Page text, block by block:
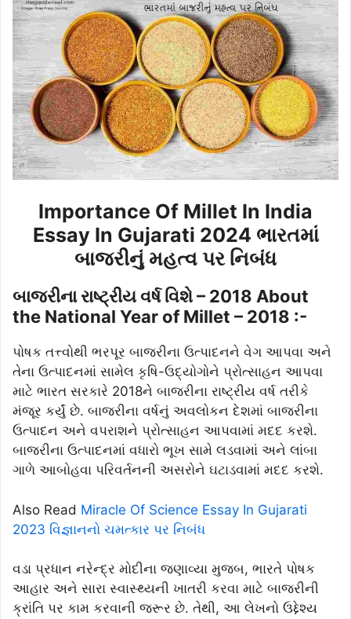
Importance Of Millet In India
Essay In Gujarati 2024 ભારતમાં
બાજરીનું મહત્વ પર નિબંધ
બાજરીના રાષ્ટ્રીય વર્ષ વિશે – 2018 About
the National Year of Millet – 2018 :-
પોષક તત્ત્વોથી ભરપૂર બાજરીના ઉત્પાદનને વેગ આપવા અને
તેના ઉત્પાદનમાં સામેલ કૃષિ-ઉદ્યોગોને પ્રોત્સાહન આપવા
માટે ભારત સરકારે 2018ને બાજરીના રાષ્ટ્રીય વર્ષ તરીકે
મંજૂર કર્યું છે. બાજરીના વર્ષનું અવલોકન દેશમાં બાજરીના
ઉત્પાદન અને વપરાશને પ્રોત્સાહન આપવામાં મદદ કરશે.
બાજરીના ઉત્પાદનમાં વધારો ભૂખ સામે લડવામાં અને લાંબા
ગાળે આબોહવા પરિવર્તનની અસરોને ઘટાડવામાં મદદ કરશે.
Also Read Miracle Of Science Essay In Gujarati
2023 વિજ્ઞાનનો ચમત્કાર પર નિબંધ
વડા પ્રધાન નરેન્દ્ર મોદીના જણાવ્યા મુજબ, ભારતે પોષક
આહાર અને સારા સ્વાસ્થ્યની ખાતરી કરવા માટે બાજરીની
ક્રાંતિ પર કામ કરવાની જરૂર છે. તેથી, આ લેખનો ઉદ્દેશ્ય